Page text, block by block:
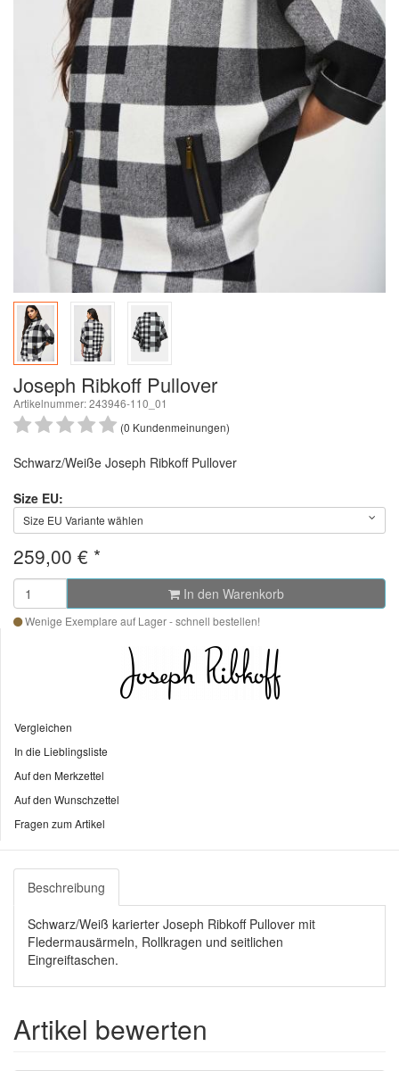
Joseph Ribkoff Pullover
Artikelnummer: 243946-110_01
(0 Kundenmeinungen)
Schwarz/Weiße Joseph Ribkoff Pullover
Size EU:
Size EU Variante wählen
259,00 € *
In den Warenkorb
Wenige Exemplare auf Lager - schnell bestellen!
Vergleichen
In die Lieblingsliste
Auf den Merkzettel
Auf den Wunschzettel
Fragen zum Artikel
Beschreibung
Schwarz/Weiß karierter Joseph Ribkoff Pullover mit
Fledermausärmeln, Rollkragen und seitlichen
Eingreiftaschen.
Artikel bewerten